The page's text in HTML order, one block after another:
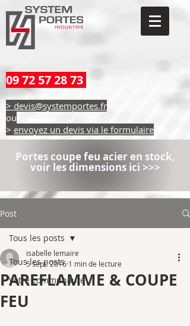
09 72 57 28 73
> devis@systemportes.fr
ou
> envoyez un devis via le formulaire
Portes coupe feu acier en stock,
voir les dimensions ici >>>
Post
Tous les posts
Votre communauté
Tous les posts
PAREFLAMME & COUPE
FEU
isabelle lemaire
5 sept. 2016 1 min de lecture